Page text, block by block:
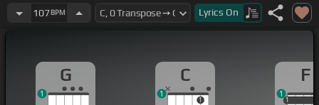
canción por favor.
Esta cántata la tuve pa' que te lo oigan chido.
107BPM Lyrics On
G
1
C
1
1
F
11
1